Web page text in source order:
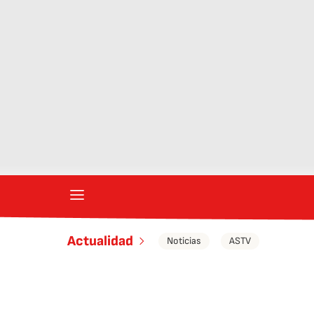
Actualidad Noticias ASTV